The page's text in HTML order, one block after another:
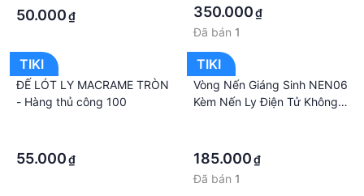
50.000₫ 350.000₫
Đã bán 1
TIKI
ĐẾ LÓT LY MACRAME TRÒN
- Hàng thủ công 100
55.000₫
TIKI
Vòng Nến Giáng Sinh NEN06
Kèm Nến Ly Điện Tử Không
185.000₫
Đã bán 1